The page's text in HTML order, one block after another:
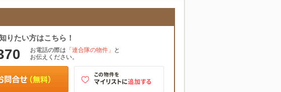
りたい方はこちら！
お電話の際は 「連合隊の物件」
と
お伝えください。